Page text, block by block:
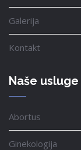
Galerija
Kontakt
Naše usluge
Abortus
Ginekologija